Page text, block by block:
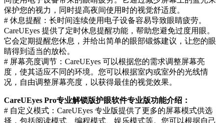
保护您的视力，同时提高夜间使用时的视觉舒适度。
# 休息提醒：长时间连续使用电子设备容易导致眼睛疲劳。
CareUEyes 提供了定时休息提醒功能，帮助您避免过度用眼。
它会定期提醒您休息，并给出简单的眼部锻炼建议，让您的眼
睛得到适当的放松。
# 屏幕亮度调节：CareUEyes 可以根据您的需求调整屏幕亮
度，使其适应不同的环境。您可以根据室内或室外的光线情
况，自由调整屏幕亮度，以获得最佳的视觉效果。
CareUEyes Pro专业解锁版护眼软件专业版功能介绍：
# 自定义模式：CareUEyes 专业版提供了更多的屏幕模式供选
择，包括阅读模式、编程模式、娱乐模式等。您可以根据自己